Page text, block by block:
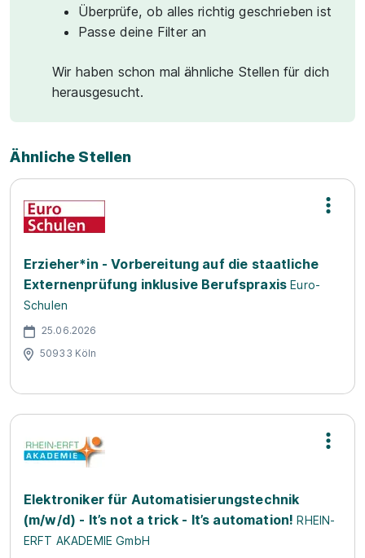
Überprüfe, ob alles richtig geschrieben ist
Passe deine Filter an
Wir haben schon mal ähnliche Stellen für dich
herausgesucht.
Ähnliche Stellen
Erzieher*in - Vorbereitung auf die staatliche
Externenprüfung inklusive Berufspraxis Euro-
Schulen
25.06.2026
50933 Köln
Elektroniker für Automatisierungstechnik
(m/w/d) - It’s not a trick - It’s automation! RHEIN-
ERFT AKADEMIE GmbH